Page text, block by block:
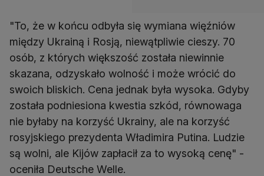
"To, że w końcu odbyła się wymiana więźniów
między Ukrainą i Rosją, niewątpliwie cieszy. 70
osób, z których większość została niewinnie
skazana, odzyskało wolność i może wrócić do
swoich bliskich. Cena jednak była wysoka. Gdyby
została podniesiona kwestia szkód, równowaga
nie byłaby na korzyść Ukrainy, ale na korzyść
rosyjskiego prezydenta Władimira Putina. Ludzie
są wolni, ale Kijów zapłacił za to wysoką cenę" -
oceniła Deutsche Welle.